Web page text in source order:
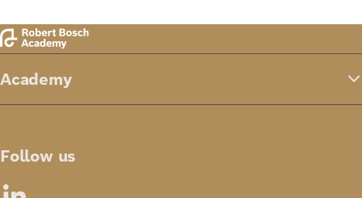
Academy
Follow us